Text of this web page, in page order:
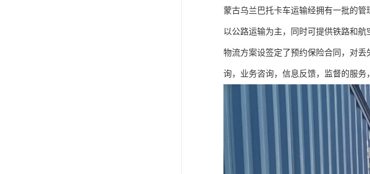
蒙古乌兰巴托卡车运输经拥有一批的
以公路运输为主，同时可提供铁路和
物流方案设签定了预约保险合同，对
询，业务咨询，信息反馈，监督的服务